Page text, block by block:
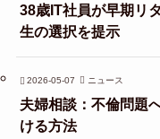
38歳IT社員が早期リ
生の選択を提示
2026-05-07 ニュース
夫婦相談：不倫問題
ける方法